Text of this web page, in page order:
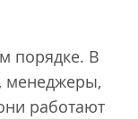
порядке. В
менеджеры,
работают